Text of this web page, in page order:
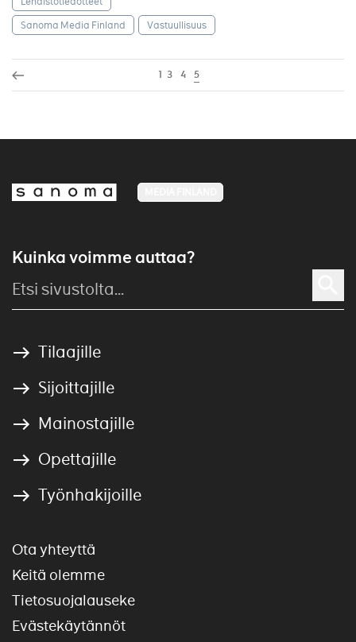
Sanoma Media Finland
Vastuullisuus
1 3 4 5
Kuinka voimme auttaa?
Tilaajille
Sijoittajille
Mainostajille
Opettajille
Työnhakijoille
Ota yhteyttä
Keitä olemme
Tietosuojalauseke
Evästekäytännöt